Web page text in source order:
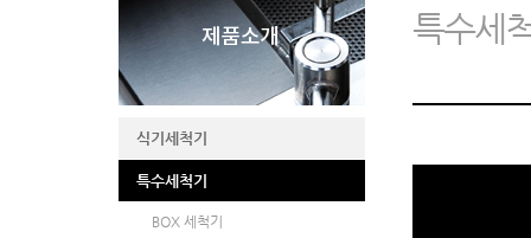
식기세척기
특수세척기
BOX 세척기
특수세